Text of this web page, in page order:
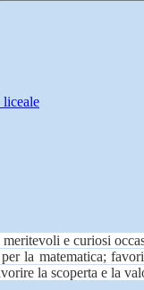
liceale
e curiosi
la matematica;
la scoperta e la